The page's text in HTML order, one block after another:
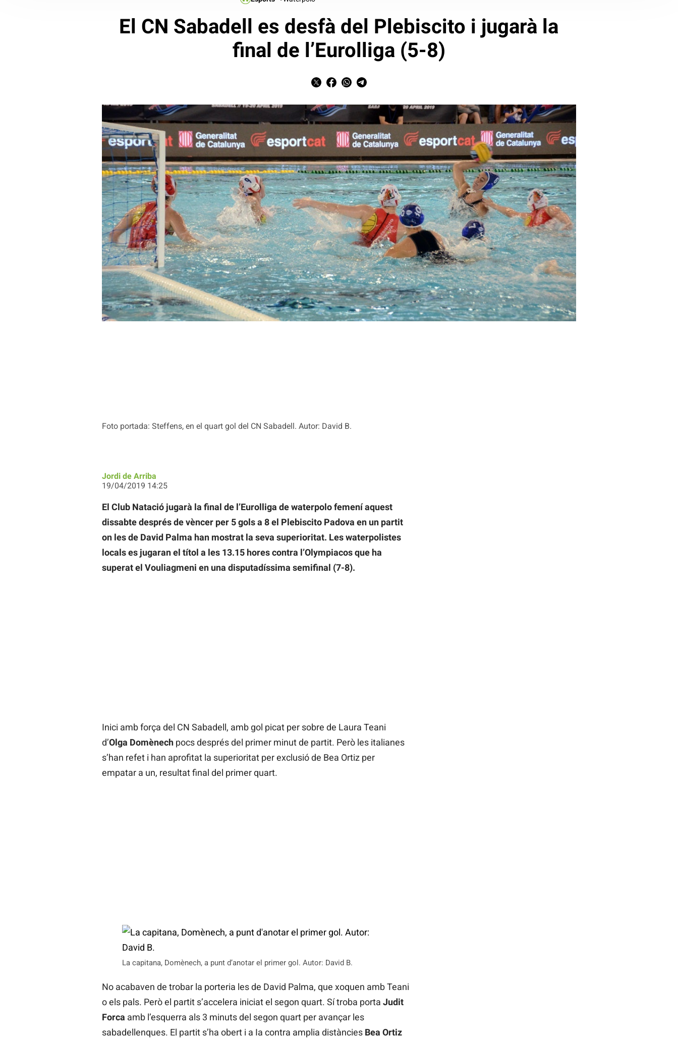
Foto portada: Steffens, en el quart gol del CN Sabadell. Autor: David B.
El CN Sabadell es desfà del Plebiscito i jugarà la
final de l’Eurolliga (5-8)
Jordi de Arriba
19/04/2019 14:25
El Club Natació jugarà la final de l’Eurolliga de waterpolo femení aquest
dissabte després de vèncer per 5 gols a 8 el Plebiscito Padova en un partit
on les de David Palma han mostrat la seva superioritat. Les waterpolistes
locals es jugaran el títol a les 13.15 hores contra l’Olympiacos que ha
superat el Vouliagmeni en una disputadíssima semifinal (7-8).
Inici amb força del CN Sabadell, amb gol picat per sobre de Laura Teani
d’Olga Domènechpocs després del primer minut de partit. Però les italianes
s’han refet i han aprofitat la superioritat per exclusió de Bea Ortiz per
empatar a un, resultat final del primer quart.
La capitana, Domènech, a punt d’anotar el primer gol. Autor: David B.
No acabaven de trobar la porteria les de David Palma, que xoquen amb Teani
o els pals. Però el partit s’accelera iniciat el segon quart. Sí troba porta Judit
Forca amb l’esquerra als 3 minuts del segon quart per avançar les
sabadellenques. El partit s’ha obert i a Ia contra amplia distàncies Bea Ortiz